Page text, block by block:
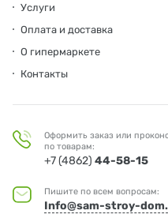
Услуги
Оплата и доставка
О гипермаркете
Контакты
Оформить заказ или
по товарам:
+7 (4862) 44-58-15
Пишите по всем вопросам:
Info@sam-stroy-